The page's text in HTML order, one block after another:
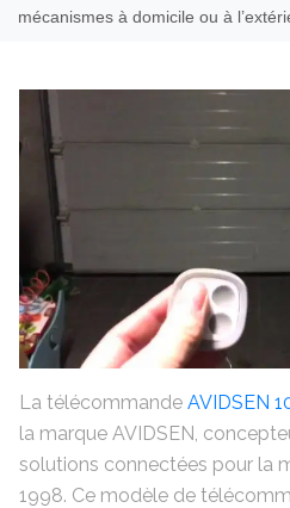
mécanismes à domicile ou à
La télécommande AVIDSEN
la marque AVIDSEN,
solutions connectées pour la
1998. Ce modèle de